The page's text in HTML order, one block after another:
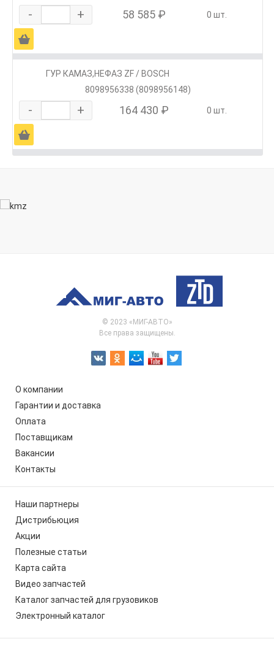
- + 58 585 ₽ 0 шт.
Ä
ГУР КАМАЗ,НЕФАЗ ZF / BOSCH
8098956338 (8098956148)
- + 164 430 ₽ 0 шт.
Ä
© 2023 «МИГ-АВТО»
Все права защищены.
О компании
Гарантии и доставка
Оплата
Поставщикам
Вакансии
Контакты
Наши партнеры
Дистрибьюция
Акции
Полезные статьи
Карта сайта
Видео запчастей
Каталог запчастей для грузовиков
Электронный каталог